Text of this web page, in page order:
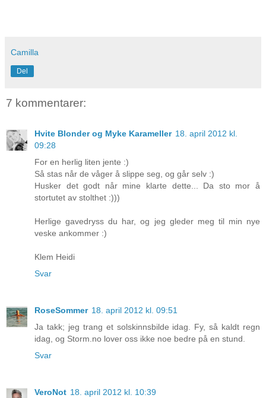
Camilla
Del
7 kommentarer:
Hvite Blonder og Myke Karameller 18. april 2012 kl.
09:28
For en herlig liten jente :)
Så stas når de våger å slippe seg, og går selv :)
Husker det godt når mine klarte dette... Da sto mor å
stortutet av stolthet :)))
Herlige gavedryss du har, og jeg gleder meg til min nye
veske ankommer :)
Klem Heidi
Svar
RoseSommer 18. april 2012 kl. 09:51
Ja takk; jeg trang et solskinnsbilde idag. Fy, så kaldt regn
idag, og Storm.no lover oss ikke noe bedre på en stund.
Svar
VeroNot 18. april 2012 kl. 10:39